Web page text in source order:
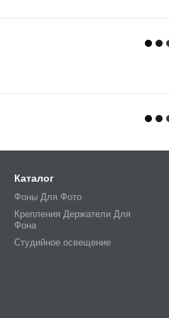
Каталог
Фоны Для Фото
Крепления Держатели Для
Фона
Студийное освещение